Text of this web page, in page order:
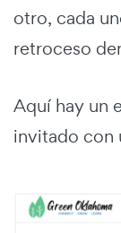
otro, cada
retroceso
Aquí hay un
invitado con